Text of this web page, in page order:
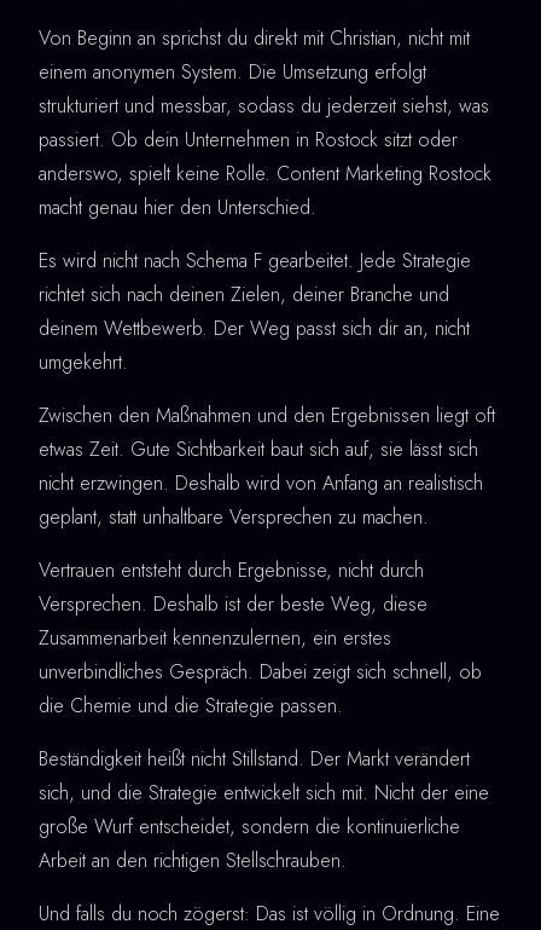
Von Beginn an sprichst du direkt mit Christian, nicht mit
einem anonymen System. Die Umsetzung erfolgt
strukturiert und messbar, sodass du jederzeit siehst, was
passiert. Ob dein Unternehmen in Rostock sitzt oder
anderswo, spielt keine Rolle. Content Marketing Rostock
macht genau hier den Unterschied.
Es wird nicht nach Schema F gearbeitet. Jede Strategie
richtet sich nach deinen Zielen, deiner Branche und
deinem Wettbewerb. Der Weg passt sich dir an, nicht
umgekehrt.
Zwischen den Maßnahmen und den Ergebnissen liegt oft
etwas Zeit. Gute Sichtbarkeit baut sich auf, sie lässt sich
nicht erzwingen. Deshalb wird von Anfang an realistisch
geplant, statt unhaltbare Versprechen zu machen.
Vertrauen entsteht durch Ergebnisse, nicht durch
Versprechen. Deshalb ist der beste Weg, diese
Zusammenarbeit kennenzulernen, ein erstes
unverbindliches Gespräch. Dabei zeigt sich schnell, ob
die Chemie und die Strategie passen.
Beständigkeit heißt nicht Stillstand. Der Markt verändert
sich, und die Strategie entwickelt sich mit. Nicht der eine
große Wurf entscheidet, sondern die kontinuierliche
Arbeit an den richtigen Stellschrauben.
Und falls du noch zögerst: Das ist völlig in Ordnung. Eine